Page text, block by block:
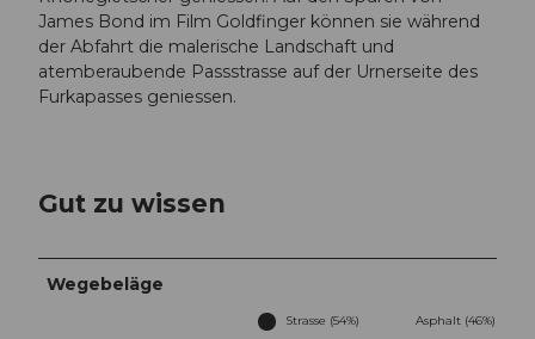
James Bond im Film Goldfinger können sie während
der Abfahrt die malerische Landschaft und
atemberaubende Passstrasse auf der Urnerseite des
Furkapasses geniessen.
Gut zu wissen
Wegebeläge
Strasse (54%) Asphalt (46%)